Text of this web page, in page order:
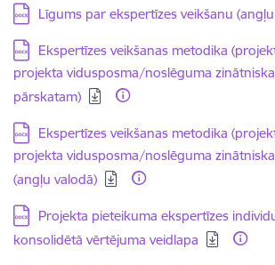
Lejupielādēt:
Līgums par ekspertīzes veikšanu
Lejupielādēt:
Ekspertīzes veikšanas metodika
projekta vidusposma/noslēguma
pārskatam)
Lejupielādēt:
Ekspertīzes veikšanas metodika
projekta vidusposma/noslēguma
(angļu valodā)
Lejupielādēt:
Projekta pieteikuma ekspertīzes
konsolidētā vērtējuma veidlapa